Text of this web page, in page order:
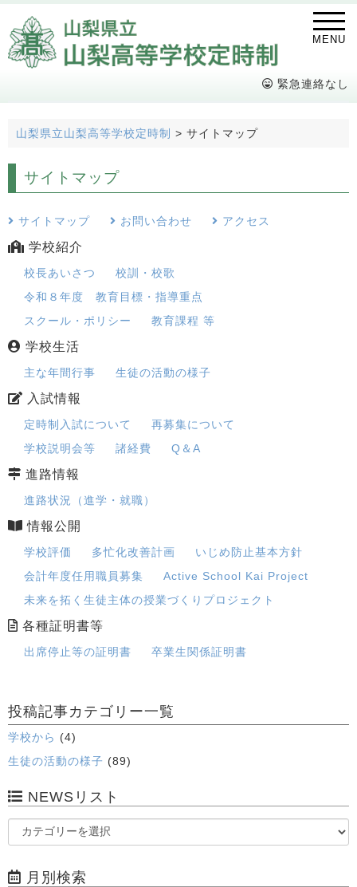
MENU
緊急連絡なし
山梨県立山梨高等学校定時制 > サイトマップ
サイトマップ
サイトマップ お問い合わせ アクセス
学校紹介
校長あいさつ
校訓・校歌
令和８年度 教育目標・指導重点
スクール・ポリシー
教育課程 等
学校生活
主な年間行事 生徒の活動の様子
入試情報
定時制入試について
再募集について
学校説明会等
諸経費 Q＆A
進路情報
進路状況（進学・就職）
情報公開
学校評価 多忙化改善計画
いじめ防止基本方針
会計年度任用職員募集
Active School Kai Project
未来を拓く生徒主体の授業づくりプロジェクト
各種証明書等
出席停止等の証明書 卒業生関係証明書
投稿記事カテゴリー一覧
学校から (4)
生徒の活動の様子 (89)
NEWSリスト
月別検索